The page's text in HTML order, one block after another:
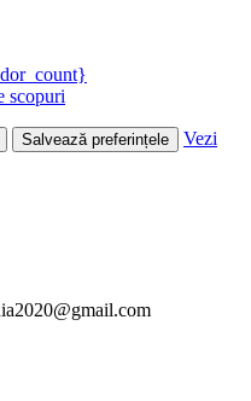
scopuri
Salvează preferințele
Vezi